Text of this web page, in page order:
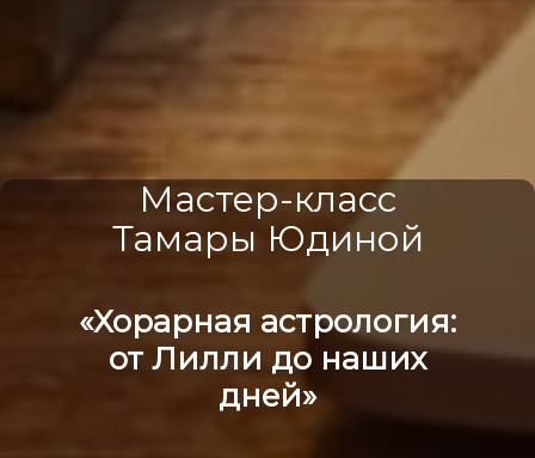
Мастер-класс
Тамары Юдиной
«Хорарная астрология:
от Лилли до наших
дней»